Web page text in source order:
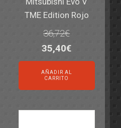
TME Edition Rojo
36,72€
El
precio
original
era:
36,72€.
35,40€El
precio
actual
es:
35,40€.
AÑADIR AL
CARRITO